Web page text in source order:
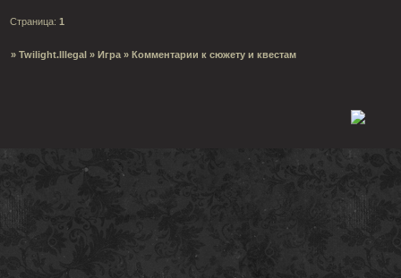
Страница: 1
» Twilight.Illegal » Игра » Комментарии к сюжету и квестам